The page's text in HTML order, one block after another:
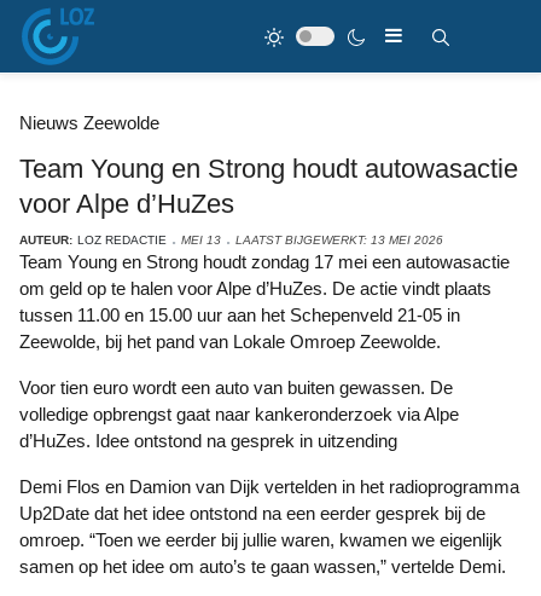
Nieuws Zeewolde
Team Young en Strong houdt autowasactie
voor Alpe d’HuZes
AUTEUR: LOZ REDACTIE MEI 13 LAATST BIJGEWERKT: 13 MEI 2026
Team Young en Strong houdt zondag 17 mei een autowasactie
om geld op te halen voor Alpe d’HuZes. De actie vindt plaats
tussen 11.00 en 15.00 uur aan het Schepenveld 21-05 in
Zeewolde, bij het pand van Lokale Omroep Zeewolde.
Voor tien euro wordt een auto van buiten gewassen. De
volledige opbrengst gaat naar kankeronderzoek via Alpe
d’HuZes. Idee ontstond na gesprek in uitzending
Demi Flos en Damion van Dijk vertelden in het radioprogramma
Up2Date dat het idee ontstond na een eerder gesprek bij de
omroep. “Toen we eerder bij jullie waren, kwamen we eigenlijk
samen op het idee om auto’s te gaan wassen,” vertelde Demi.